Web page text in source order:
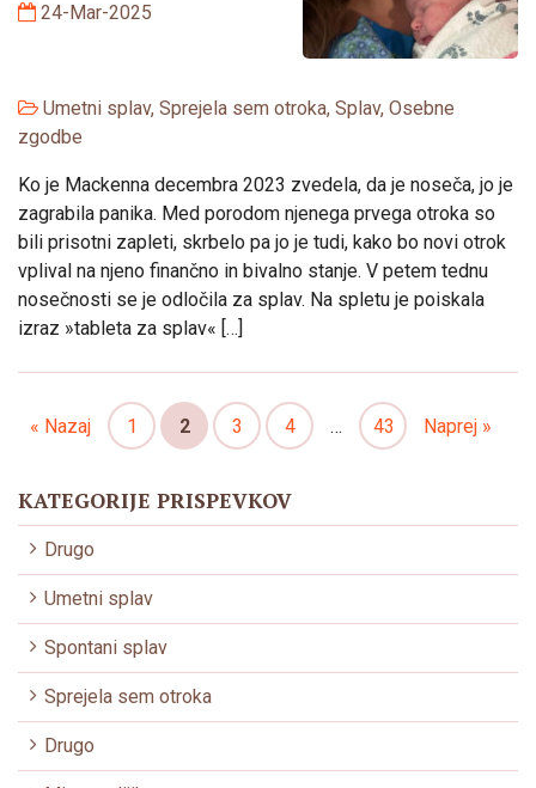
24-Mar-2025
Umetni splav, Sprejela sem otroka, Splav, Osebne
zgodbe
Ko je Mackenna decembra 2023 zvedela, da je noseča, jo je
zagrabila panika. Med porodom njenega prvega otroka so
bili prisotni zapleti, skrbelo pa jo je tudi, kako bo novi otrok
vplival na njeno finančno in bivalno stanje. V petem tednu
nosečnosti se je odločila za splav. Na spletu je poiskala
izraz »tableta za splav« […]
« Nazaj 1 2 3 4 … 43 Naprej »
KATEGORIJE PRISPEVKOV
Drugo
Umetni splav
Spontani splav
Sprejela sem otroka
Drugo